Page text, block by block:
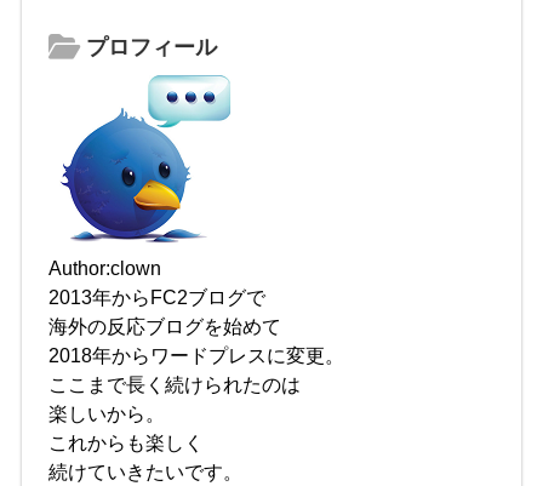
プロフィール
Author:clown
2013年からFC2ブログで
海外の反応ブログを始めて
2018年からワードプレスに変更。
ここまで長く続けられたのは
楽しいから。
これからも楽しく
続けていきたいです。